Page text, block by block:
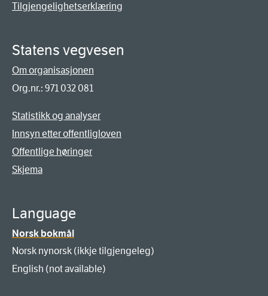
Tilgjengelighetserklæring
Statens vegvesen
Om organisasjonen
Org.nr.: 971 032 081
Statistikk og analyser
Innsyn etter offentligloven
Offentlige høringer
Skjema
Language
Norsk bokmål
Norsk nynorsk (ikkje tilgjengeleg)
English (not available)